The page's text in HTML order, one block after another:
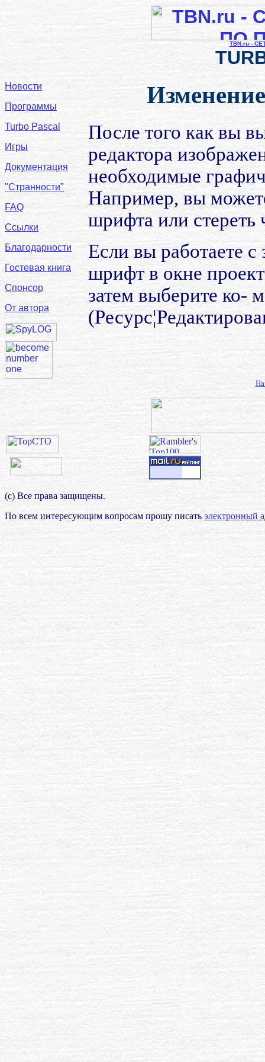
TBN.ru -
Новости
Программы
Turbo Pascal
Игры
Документация
"Странности"
FAQ
Ссылки
Благодарности
Гостевая книга
Спонсор
От автора
После того как вы
редактора
необходимые
Например, вы
шрифта или стереть
Если вы работаете
шрифт в окне
затем выберите ко-
(с) Все права защищены.
По всем интересующим вопросам прошу писать электронный